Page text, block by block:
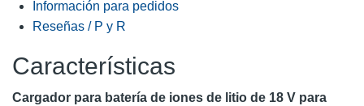
Información para pedidos
Reseñas / P y R
Características
Cargador para batería de iones de litio de 18 V para